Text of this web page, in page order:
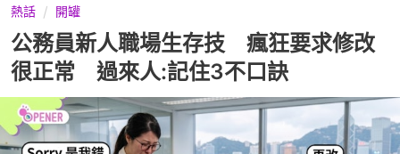
熱話 開罐
公務員新人職場生存技 瘋狂要求修改
很正常 過來人:記住3不口訣